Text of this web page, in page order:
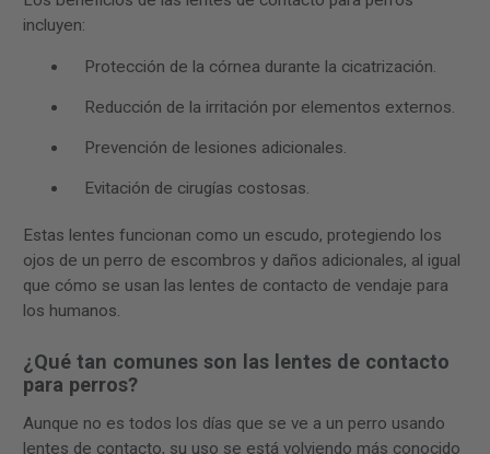
incluyen:
Protección de la córnea durante la cicatrización.
Reducción de la irritación por elementos externos.
Prevención de lesiones adicionales.
Evitación de cirugías costosas.
Estas lentes funcionan como un escudo, protegiendo los
ojos de un perro de escombros y daños adicionales, al igual
que cómo se usan las lentes de contacto de vendaje para
los humanos.
¿Qué tan comunes son las lentes de contacto
para perros?
Aunque no es todos los días que se ve a un perro usando
lentes de contacto, su uso se está volviendo más conocido